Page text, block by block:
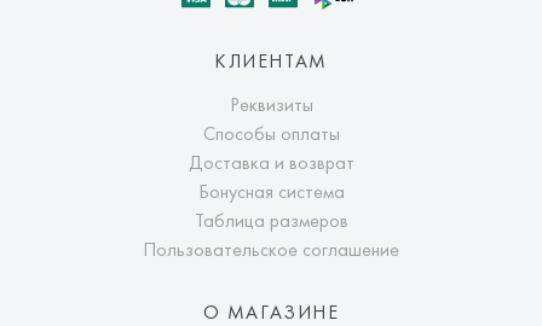
КЛИЕНТАМ
Реквизиты
Способы оплаты
Доставка и возврат
Бонусная система
Таблица размеров
Пользовательское соглашение
О МАГАЗИНЕ